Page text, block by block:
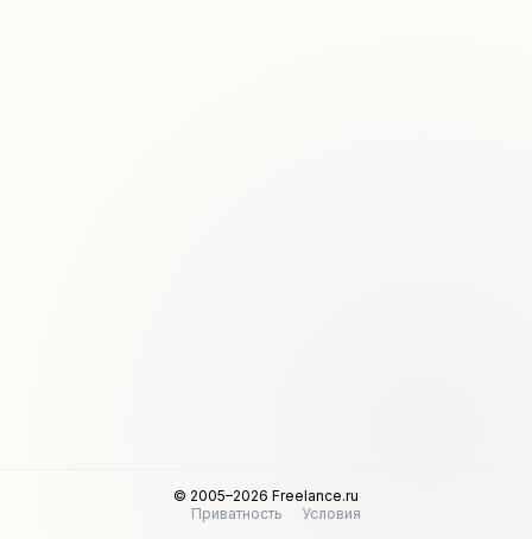
© 2005–2026 Freelance.ru
Приватность
Условия